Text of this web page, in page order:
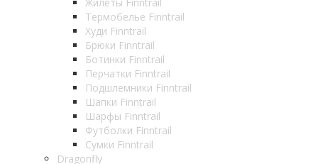
Термобелье Finntrail
Худи Finntrail
Брюки Finntrail
Ботинки Finntrail
Перчатки Finntrail
Подшлемники Finntrail
Шапки Finntrail
Шарфы Finntrail
Футболки Finntrail
Сумки Finntrail
Dragonfly